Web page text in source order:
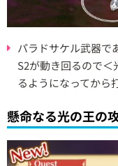
パラドサケル武器で
S2が動き回るので
るようになってから
懸命なる光の王の